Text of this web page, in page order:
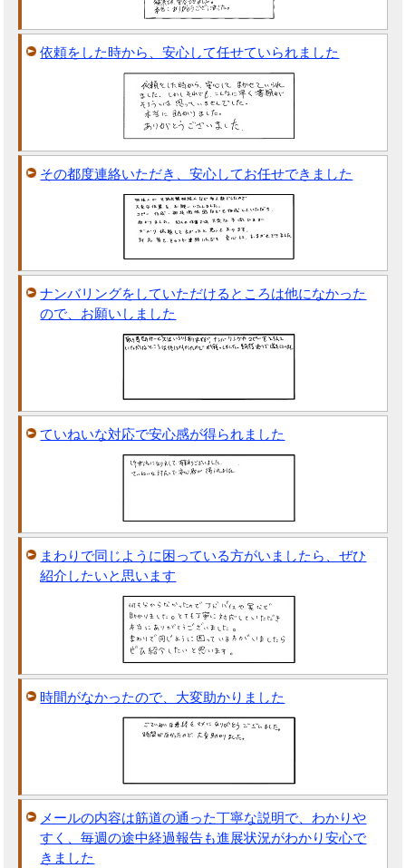
依頼をした時から、安心して任せていられました
その都度連絡いただき、安心してお任せできました
ナンバリングをしていただけるところは他になかった
ので、お願いしました
ていねいな対応で安心感が得られました
まわりで同じように困っている方がいましたら、ぜひ
紹介したいと思います
時間がなかったので、大変助かりました
メールの内容は筋道の通った丁寧な説明で、わかりや
すく、毎週の途中経過報告も進展状況がわかり安心で
きました